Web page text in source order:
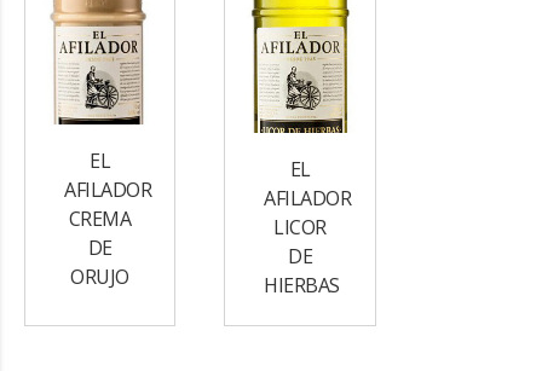
EL
AFILADOR
CREMA
DE
ORUJO
EL
AFILADOR
LICOR
DE
HIERBAS